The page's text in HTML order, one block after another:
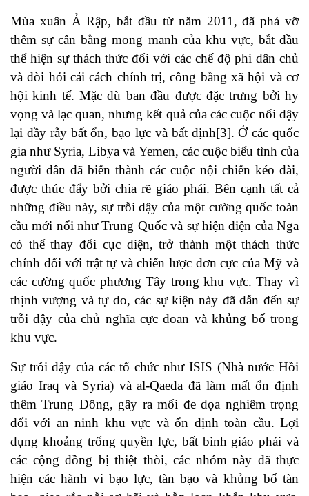
Mùa xuân Ả Rập, bắt đầu từ năm 2011, đã phá vỡ
thêm sự cân bằng mong manh của khu vực, bắt đầu
thể hiện sự thách thức đối với các chế độ phi dân chủ
và đòi hỏi cải cách chính trị, công bằng xã hội và cơ
hội kinh tế. Mặc dù ban đầu được đặc trưng bởi hy
vọng và lạc quan, nhưng kết quả của các cuộc nổi dậy
lại đầy rẫy bất ổn, bạo lực và bất định[3]. Ở các quốc
gia như Syria, Libya và Yemen, các cuộc biểu tình của
người dân đã biến thành các cuộc nội chiến kéo dài,
được thúc đẩy bởi chia rẽ giáo phái. Bên cạnh tất cả
những điều này, sự trỗi dậy của một cường quốc toàn
cầu mới nổi như Trung Quốc và sự hiện diện của Nga
có thể thay đổi cục diện, trở thành một thách thức
chính đối với trật tự và chiến lược đơn cực của Mỹ và
các cường quốc phương Tây trong khu vực. Thay vì
thịnh vượng và tự do, các sự kiện này đã dẫn đến sự
trỗi dậy của chủ nghĩa cực đoan và khủng bố trong
khu vực.
Sự trỗi dậy của các tổ chức như ISIS (Nhà nước Hồi
giáo Iraq và Syria) và al-Qaeda đã làm mất ổn định
thêm Trung Đông, gây ra mối đe dọa nghiêm trọng
đối với an ninh khu vực và ổn định toàn cầu. Lợi
dụng khoảng trống quyền lực, bất bình giáo phái và
các cộng đồng bị thiệt thòi, các nhóm này đã thực
hiện các hành vi bạo lực, tàn bạo và khủng bố tàn